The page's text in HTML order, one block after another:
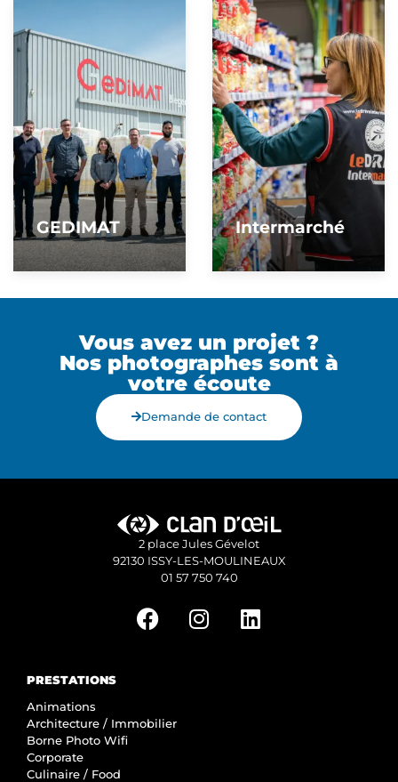
GEDIMAT Intermarché
Vous avez un projet ?
Nos photographes sont à
votre écoute
Demande de contact
2 place Jules Gévelot
92130 ISSY-LES-MOULINEAUX
01 57 750 740
PRESTATIONS
Animations
Architecture / Immobilier
Borne Photo Wifi
Corporate
Culinaire / Food